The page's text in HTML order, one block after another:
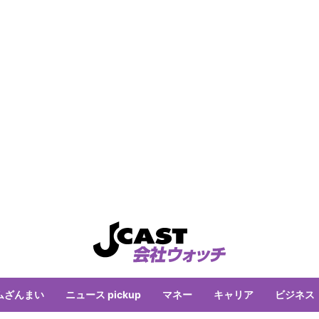
ざんまい ニュース pickup マネー キャリア ビジネス